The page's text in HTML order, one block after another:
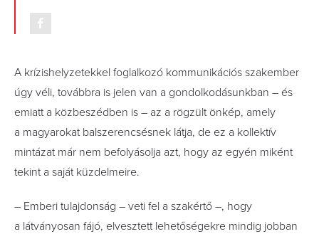
A krízishelyzetekkel foglalkozó kommunikációs­ szakember
úgy véli, továbbra is jelen van a gondolkodásunkban – és
emiatt­ a közbeszédben is – az a rögzült önkép, amely
a magyarokat balszerencsésnek látja, de ez a kollektív
mintázat már nem befolyásolja azt, hogy az egyén miként
tekint a saját küzdelmeire.
– Emberi tulajdonság – veti fel a szakértő –, hogy
a látványosan fájó, elvesztett lehetőségekre mindig jobban